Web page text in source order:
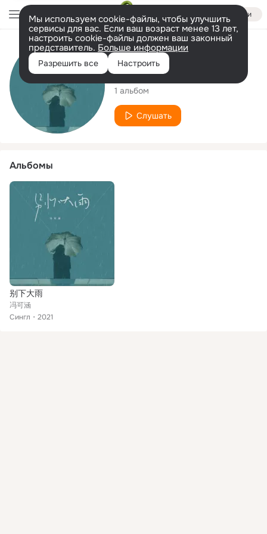
Войти
Мы используем cookie-файлы, чтобы улучшить
сервисы для вас. Если ваш возраст менее 13 лет,
настроить cookie-файлы должен ваш законный
представитель. Больше информации
Разрешить все Настроить
Исполнитель
冯可涵
1 альбом
Слушать
Альбомы
别下大雨
冯可涵
Сингл
2021